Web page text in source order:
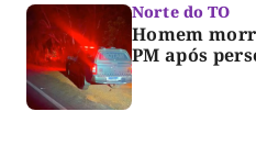
Norte do TO
Homem
PM após